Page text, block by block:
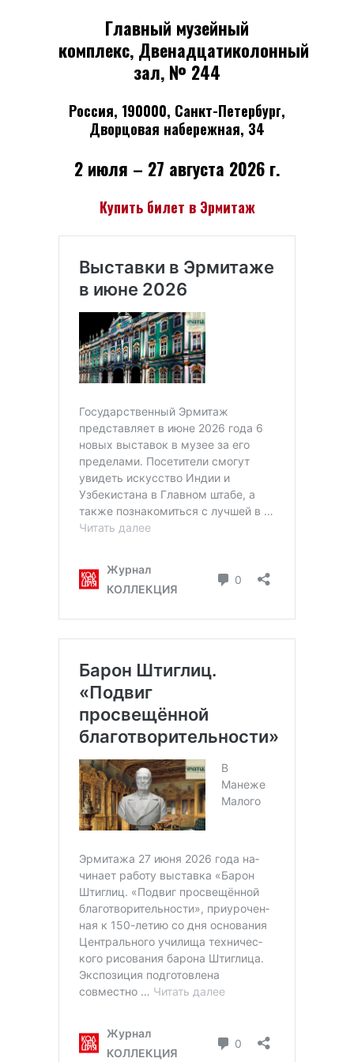
Главный музейный
комплекс, Двенадцатиколонный
зал, № 244
Россия, 190000, Санкт-Петербург,
Дворцовая набережная, 34
2 июля – 27 августа 2026 г.
Купить билет в Эрмитаж